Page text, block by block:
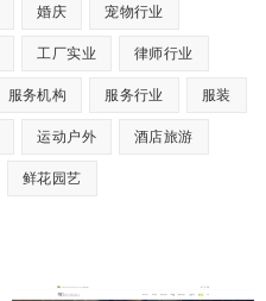
婚庆 宠物行业
工厂实业 律师行业
服务机构 服务行业 服装
运动户外 酒店旅游
鲜花园艺